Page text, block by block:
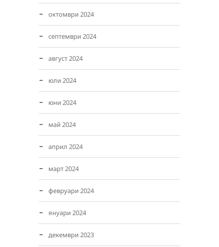
октомври 2024
септември 2024
август 2024
юли 2024
юни 2024
май 2024
април 2024
март 2024
февруари 2024
януари 2024
декември 2023